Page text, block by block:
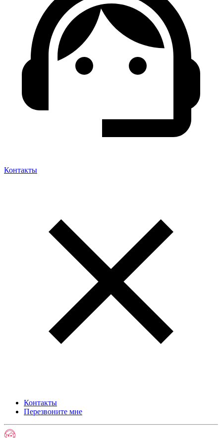
Контакты
Контакты
Перезвоните мне